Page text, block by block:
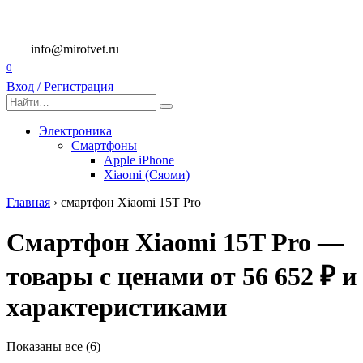
содержанию
info@mirotvet.ru
0
Вход / Регистрация
Search
for:
Электроника
Смартфоны
Apple iPhone
Xiaomi (Сяоми)
Главная › смартфон Xiaomi 15T Pro
Смартфон Xiaomi 15T Pro —
товары с ценами от 56 652 ₽ и
характеристиками
Показаны все (6)